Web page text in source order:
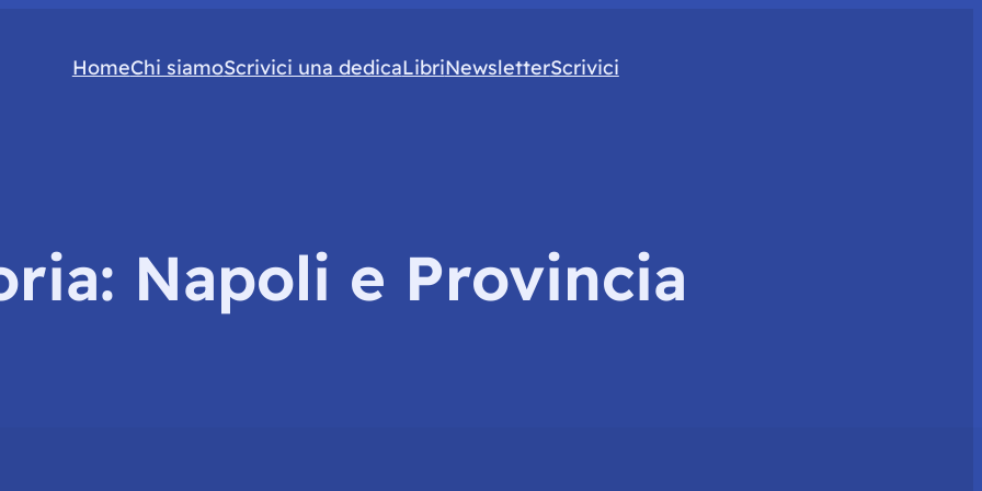
HomeChi siamoScrivici una dedicaLibriNewsletterScrivici
Napoli e Provincia